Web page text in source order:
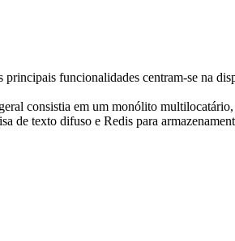
funcionalidades centram-se na
consistia em um monólito
de texto difuso e Redis para